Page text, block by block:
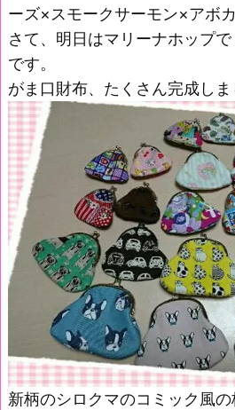
ーズ×スモークサーモン×アボ
さて、明日はマリーナホップ
です。
がま口財布、たくさん完成しま
新柄のシロクマのコミック風